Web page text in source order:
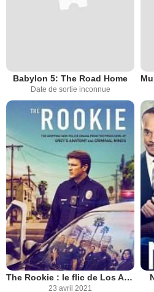
Babylon 5: The Road Home
Date de sortie inconnue
The Rookie : le flic de Los Angeles
23 avril 2021